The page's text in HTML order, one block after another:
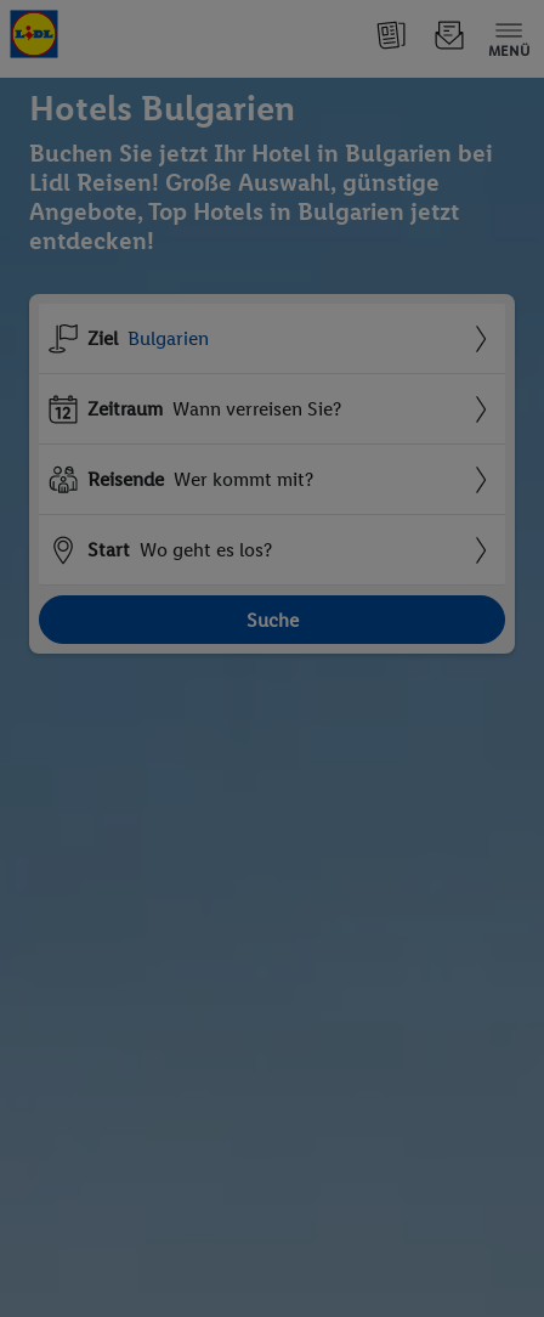
MENÜ
Hotels Bulgarien
Buchen Sie jetzt Ihr Hotel in Bulgarien bei
Lidl Reisen! Große Auswahl, günstige
Angebote, Top Hotels in Bulgarien jetzt
entdecken!
Ziel Bulgarien
Zeitraum Wann verreisen Sie?
Reisende Wer kommt mit?
Start Wo geht es los?
Suche